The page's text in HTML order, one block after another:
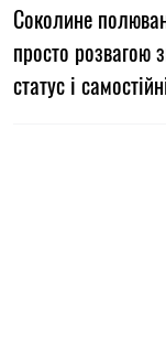
Соколине
просто розвагою
статус і